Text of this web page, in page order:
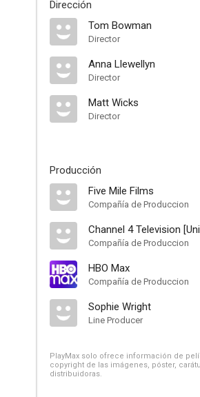
Dirección
Tom Bowman
Director
Anna Llewellyn
Director
Matt Wicks
Director
Producción
Five Mile Films
Compañía de Produccion
Channel 4 Television
Compañía de Produccion
HBO Max
Compañía de Produccion
Sophie Wright
Line Producer
PlayMax solo ofrece información de
copyright de las imágenes, póster,
distribuidoras.